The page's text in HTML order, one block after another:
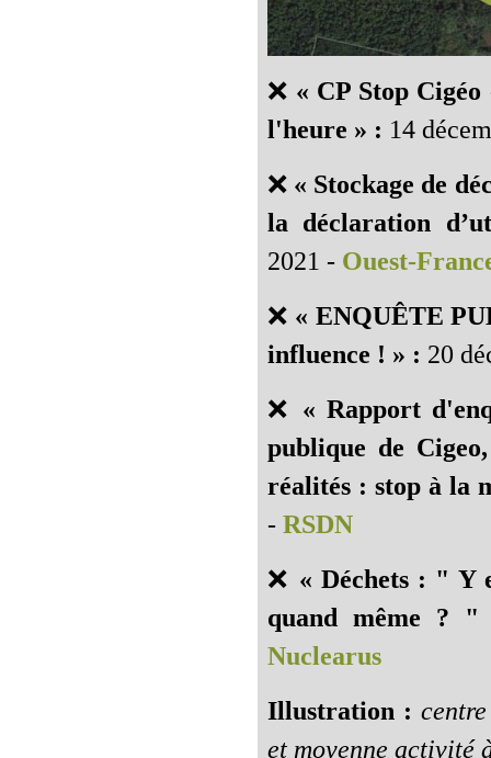
❌ « CP Stop
l'heure » : 14
❌ « Stockage de
la déclaration
2021 - Ouest-
❌ « ENQUÊTE
influence ! » : 20
❌ « Rapport
publique de
réalités : stop à la
- RSDN
❌ « Déchets : " Y
quand même ?
Nuclearus
Illustration :
et moyenne activité